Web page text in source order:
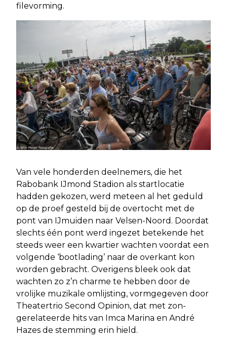
filevorming.
Van vele honderden deelnemers, die het
Rabobank IJmond Stadion als startlocatie
hadden gekozen, werd meteen al het geduld
op de proef gesteld bij de overtocht met de
pont van IJmuiden naar Velsen-Noord. Doordat
slechts één pont werd ingezet betekende het
steeds weer een kwartier wachten voordat een
volgende ‘bootlading’ naar de overkant kon
worden gebracht. Overigens bleek ook dat
wachten zo z’n charme te hebben door de
vrolijke muzikale omlijsting, vormgegeven door
Theatertrio Second Opinion, dat met zon-
gerelateerde hits van Imca Marina en André
Hazes de stemming erin hield.